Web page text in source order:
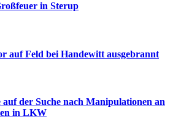
in Sterup
auf Feld bei Handewitt ausgebrannt
auf der Suche nach Manipulationen an
in LKW